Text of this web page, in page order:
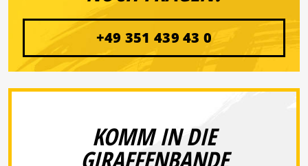
+49 351 439 43 0
KOMM IN DIE